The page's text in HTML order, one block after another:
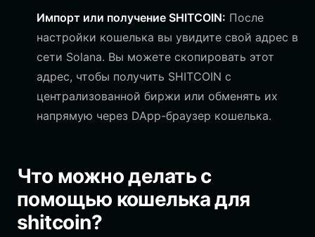
Импорт или получение SHITCOIN: После
настройки кошелька вы увидите свой адрес в
сети Solana. Вы можете скопировать этот
адрес, чтобы получить SHITCOIN с
централизованной биржи или обменять их
напрямую через DApp-браузер кошелька.
Что можно делать с
помощью кошелька для
shitcoin?